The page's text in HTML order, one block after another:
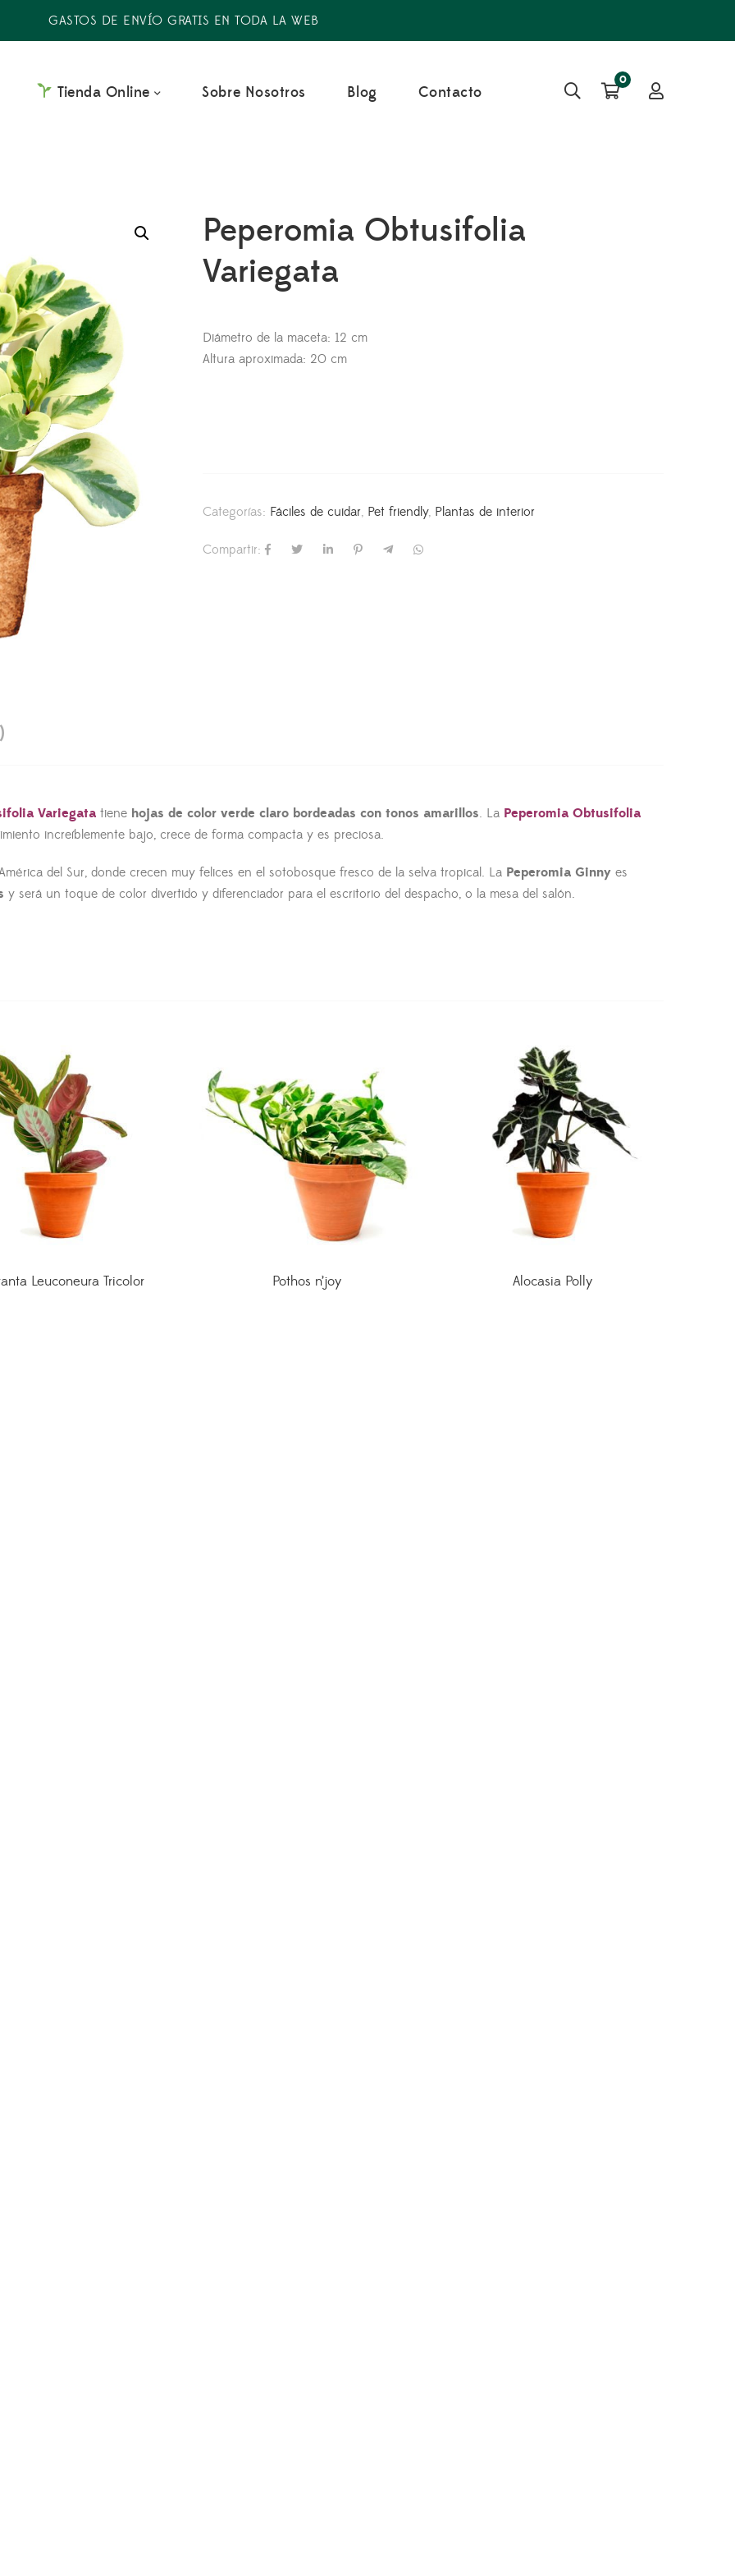
GASTOS DE ENVÍO GRATIS EN TODA LA WEB
Tienda Online Sobre Nosotros Blog Contacto
0
Peperomia Obtusifolia
Variegata
Diámetro de la maceta: 12 cm
Altura aproximada: 20 cm
Categorías: Fáciles de cuidar, Pet friendly, Plantas de interior
Compartir:
Variegata tiene hojas de color verde claro bordeadas con tonos amarillos. La Peperomia Obtusifolia
increíblemente bajo, crece de forma compacta y es preciosa.
del Sur, donde crecen muy felices en el sotobosque fresco de la selva tropical. La Peperomia Ginny es
y será un toque de color divertido y diferenciador para el escritorio del despacho, o la mesa del salón.
Leuconeura Tricolor Pothos n’joy Alocasia Polly